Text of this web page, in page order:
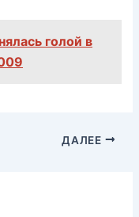
голой в
ДАЛЕЕ